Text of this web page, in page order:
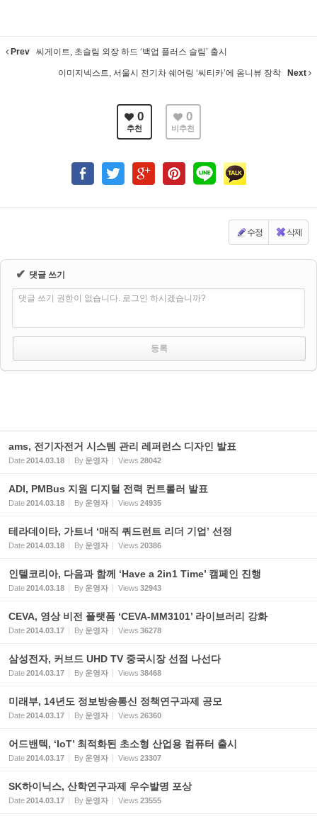
Prev 씨게이트, 초슬림 외장 하드 ‘백업 플러스 슬림’ 출시
이미지넥스트, 서울시 전기차 쉐어링 ‘씨티카’에 옴니뷰 장착 Next
0
추천
0
비추천
수정 삭제
✔ 댓글 쓰기
댓글 쓰기 권한이 없습니다. 로그인 하시겠습니까?
ams, 전기자전거 시스템 관리 레퍼런스 디자인 발표
Date2014.03.18 By 운영자 Views 28042
ADI, PMBus 지원 디지털 전력 컨트롤러 발표
Date2014.03.18 By 운영자 Views 24935
테라데이타, 가트너 ‘매직 쿼드런트 리더 기업’ 선정
Date2014.03.18 By 운영자 Views 20386
인텔코리아, 다음과 함께 ‘Have a 2in1 Time’ 캠페인 진행
Date2014.03.18 By 운영자 Views 32943
CEVA, 영상 비전 플랫폼 ‘CEVA-MM3101’ 라이브러리 강화
Date2014.03.17 By 운영자 Views 36278
삼성전자, 커브드 UHD TV 중국시장 선점 나선다
Date2014.03.17 By 운영자 Views 38468
미래부, 14년도 정보방송통신 정책연구과제 공모
Date2014.03.17 By 운영자 Views 26360
어드밴텍, ‘IoT’ 최적화된 초소형 산업용 컴퓨터 출시
Date2014.03.17 By 운영자 Views 23307
SK하이닉스, 산학연구과제 우수발명 포상
Date2014.03.17 By 운영자 Views 23555